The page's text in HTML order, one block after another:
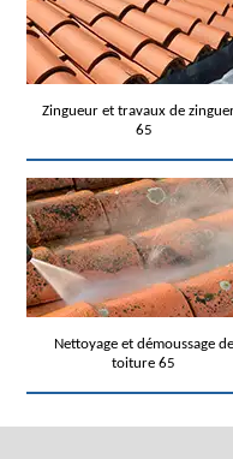
Zingueur et travaux de
65
Nettoyage et démoussage de
toiture 65